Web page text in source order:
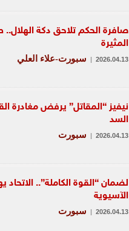
صافرة الحكم تلاحق دكة الهلال..
المثيرة
2026.04.13
| سبورت-علاء العلي
نيفيز “المقاتل” يرفض مغادرة
السد
2026.04.13
| سبورت
الآسيوية
2026.04.13
| سبورت